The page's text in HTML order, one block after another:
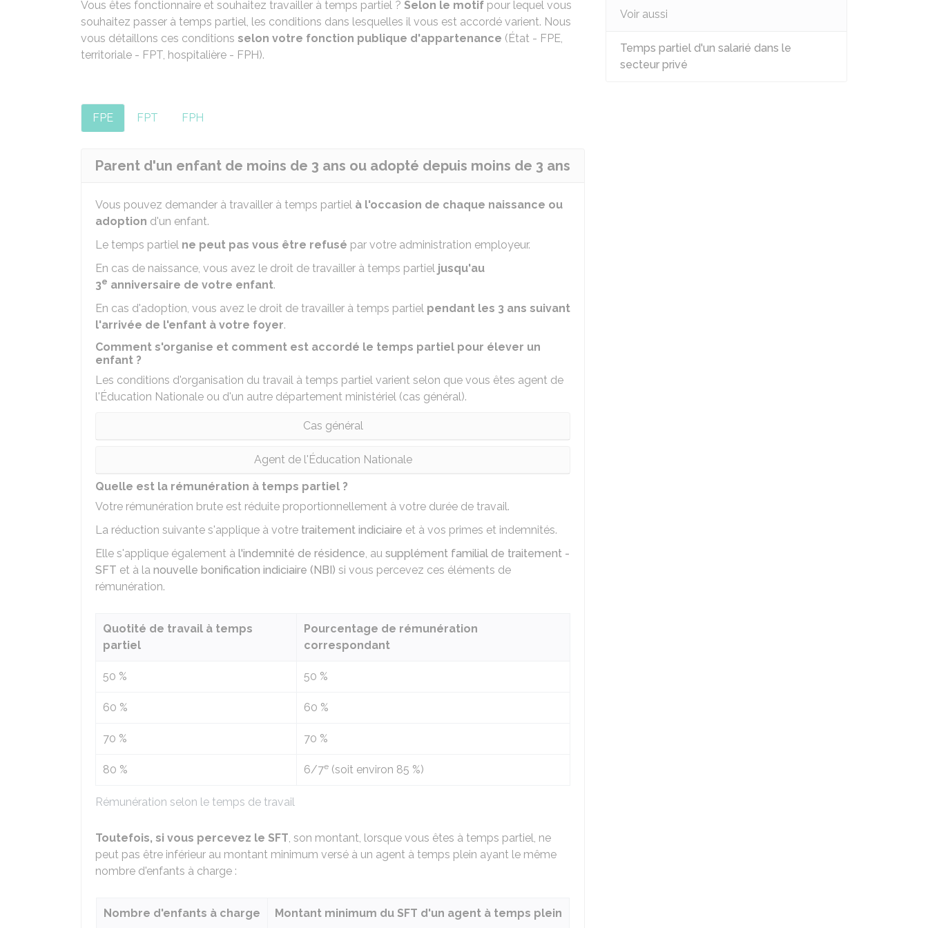
Vous êtes fonctionnaire et souhaitez travailler à temps partiel ? Selon le motif pour lequel vous
souhaitez passer à temps partiel, les conditions dans lesquelles il vous est accordé varient. Nous
vous détaillons ces conditions selon votre fonction publique d'appartenance (État - FPE,
territoriale - FPT, hospitalière - FPH).
FPE FPT FPH
Parent d'un enfant de moins de 3 ans ou adopté depuis moins de 3 ans
Vous pouvez demander à travailler à temps partiel à l'occasion de chaque naissance ou
adoption d'un enfant.
Le temps partiel ne peut pas vous être refusé par votre administration employeur.
En cas de naissance, vous avez le droit de travailler à temps partiel jusqu'au
3e anniversaire de votre enfant.
En cas d'adoption, vous avez le droit de travailler à temps partiel pendant les 3 ans suivant
l'arrivée de l'enfant à votre foyer.
Comment s'organise et comment est accordé le temps partiel pour élever un
enfant ?
Les conditions d'organisation du travail à temps partiel varient selon que vous êtes agent de
l'Éducation Nationale ou d'un autre département ministériel (cas général).
Cas général
Agent de l'Éducation Nationale
Quelle est la rémunération à temps partiel ?
Votre rémunération brute est réduite proportionnellement à votre durée de travail.
La réduction suivante s'applique à votre traitement indiciaire et à vos primes et indemnités.
Elle s'applique également à l'indemnité de résidence, au supplément familial de traitement -
SFT et à la nouvelle bonification indiciaire (NBI) si vous percevez ces éléments de
rémunération.
Rémunération selon le temps de travail
Quotité de travail à temps
partiel
Pourcentage de rémunération
correspondant
50 % 50 %
60 % 60 %
70 % 70 %
80 % 6/7e (soit environ 85 %)
Toutefois, si vous percevez le SFT, son montant, lorsque vous êtes à temps partiel, ne
peut pas être inférieur au montant minimum versé à un agent à temps plein ayant le même
nombre d'enfants à charge :
Nombre d'enfants à charge Montant minimum du SFT d'un agent à temps plein
Voir aussi
Temps partiel d'un salarié dans le
secteur privé